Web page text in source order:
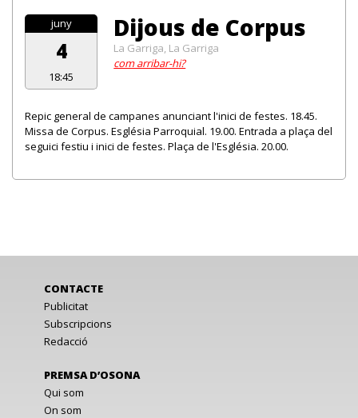
juny
4
18:45
Dijous de Corpus
La Garriga, La Garriga
com arribar-hi?
Repic general de campanes anunciant l'inici de festes. 18.45.
Missa de Corpus. Església Parroquial. 19.00. Entrada a plaça del
seguici festiu i inici de festes. Plaça de l'Església. 20.00.
CONTACTE
Publicitat
Subscripcions
Redacció
PREMSA D’OSONA
Qui som
On som